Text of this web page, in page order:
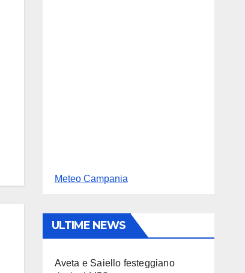
Meteo Campania
ULTIME NEWS
Aveta e Saiello festeggiano